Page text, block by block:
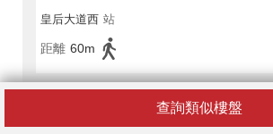
查詢類似樓盤
皇后大道西 站
距離 60m
18P